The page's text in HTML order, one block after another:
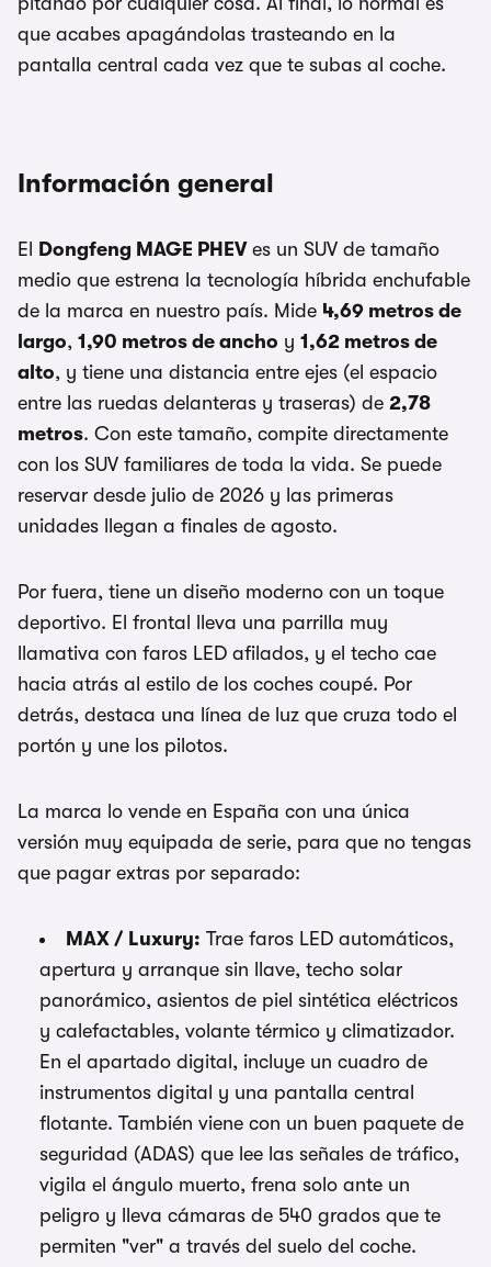
que acabes apagándolas trasteando en la
pantalla central cada vez que te subas al coche.
Información general
El Dongfeng MAGE PHEVes un SUV de tamaño
medio que estrena la tecnología híbrida enchufable
de la marca en nuestro país. Mide 4,69 metros de
largo, 1,90 metros de ancho y 1,62 metros de
alto, y tiene una distancia entre ejes (el espacio
entre las ruedas delanteras y traseras) de 2,78
metros. Con este tamaño, compite directamente
con los SUV familiares de toda la vida. Se puede
reservar desde julio de 2026 y las primeras
unidades llegan a finales de agosto.
Por fuera, tiene un diseño moderno con un toque
deportivo. El frontal lleva una parrilla muy
llamativa con faros LED afilados, y el techo cae
hacia atrás al estilo de los coches coupé. Por
detrás, destaca una línea de luz que cruza todo el
portón y une los pilotos.
La marca lo vende en España con una única
versión muy equipada de serie, para que no tengas
que pagar extras por separado:
MAX / Luxury: Trae faros LED automáticos,
apertura y arranque sin llave, techo solar
panorámico, asientos de piel sintética eléctricos
y calefactables, volante térmico y climatizador.
En el apartado digital, incluye un cuadro de
instrumentos digital y una pantalla central
flotante. También viene con un buen paquete de
seguridad (ADAS) que lee las señales de tráfico,
vigila el ángulo muerto, frena solo ante un
peligro y lleva cámaras de 540 grados que te
permiten "ver" a través del suelo del coche.